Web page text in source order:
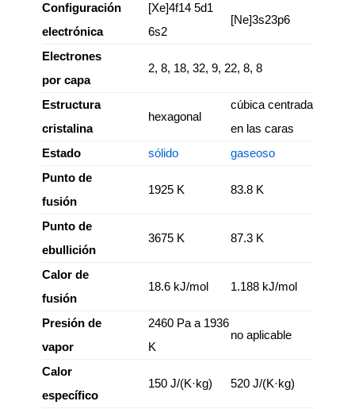
Configuración
electrónica
[Xe]4f14 5d1
6s2
[Ne]3s23p6
Electrones
por capa
2, 8, 18, 32, 9, 22, 8, 8
Estructura
cristalina
hexagonal
cúbica centrada
en las caras
Estado
sólido
gaseoso
Punto de
fusión
1925 K 83.8 K
Punto de
ebullición
3675 K 87.3 K
Calor de
fusión
18.6 kJ/mol 1.188 kJ/mol
Presión de
vapor
2460 Pa a 1936
K
no aplicable
Calor
específico
150 J/(K·kg) 520 J/(K·kg)